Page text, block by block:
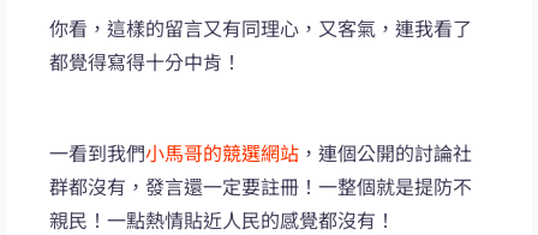
你看，這樣的留言又有同理心，又客氣，連我看了
都覺得寫得十分中肯！
一看到我們小馬哥的競選網站 ，連個公開的討論社
群都沒有，發言還一定要註冊！一整個就是提防不
親民！一點熱情貼近人民的感覺都沒有！